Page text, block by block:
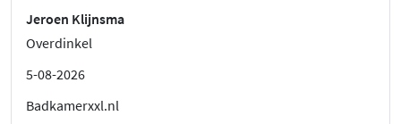
Jeroen Klijnsma
Overdinkel
5-08-2026
Badkamerxxl.nl